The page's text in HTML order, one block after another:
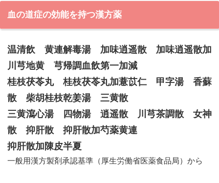
血の道症の効能を持つ漢方薬
温清飲 黄連解毒湯 加味逍遥散 加味逍遥散加
川芎地黄 芎帰調血飲第一加減
桂枝茯苓丸 桂枝茯苓丸加薏苡仁 甲字湯 香蘇
散 柴胡桂枝乾姜湯 三黄散
三黄瀉心湯 四物湯 逍遥散 川芎茶調散 女神
散 抑肝散 抑肝散加芍薬黄連
抑肝散加陳皮半夏
一般用漢方製剤承認基準（厚生労働省医薬食品局）から